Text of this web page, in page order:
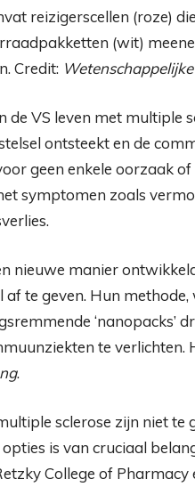
reizigerscellen (roze)
(wit)
Credit:
de VS leven met multiple
ontsteekt en de
geen enkele oorzaak
symptomen zoals
nieuwe manier
te geven. Hun
‘nanopacks’
te verlichten.
.
sclerose zijn niet te
is van cruciaal
College of